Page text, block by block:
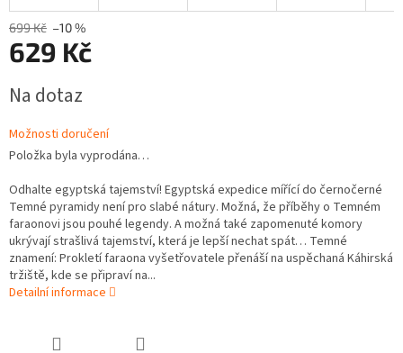
699 Kč –10 %
629 Kč
cena:
Na dotaz
Možnosti doručení
Položka byla vyprodána…
Odhalte egyptská tajemství! Egyptská expedice mířící do černočerné
Temné pyramidy není pro slabé nátury. Možná, že příběhy o Temném
faraonovi jsou pouhé legendy. A možná také zapomenuté komory
ukrývají strašlivá tajemství, která je lepší nechat spát… Temné
znamení: Prokletí faraona vyšetřovatele přenáší na uspěchaná Káhirská
tržiště, kde se připraví na...
Detailní informace